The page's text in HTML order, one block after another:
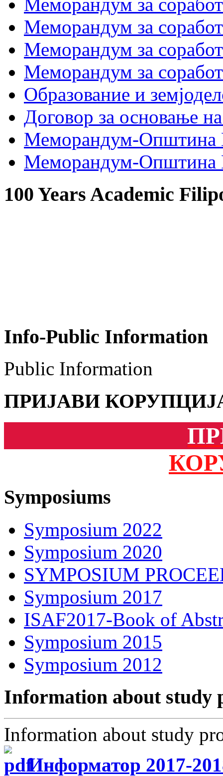
Меморандум за
Меморандум за
Меморандум за
Меморандум за
Образование и
Договор за основање
Меморандум-Општина
Меморандум-Општина
100 Years Academic
Info-Public Information
Public Information
ПРИЈАВИ
Symposiums
Symposium 2022
Symposium 2020
SYMPOSIUM
Symposium 2017
ISAF2017-Book of
Symposium 2015
Symposium 2012
Information about study
Information about study
Информатор 2017-